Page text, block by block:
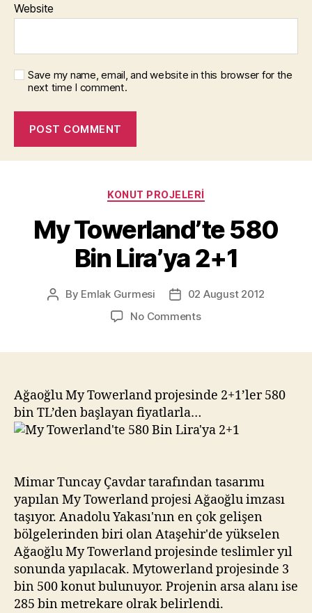
Website
Save my name, email, and website in this browser for the
next time I comment.
Categories
KONUT PROJELERI
My Towerland’te 580
Bin Lira’ya 2+1
Post
By Emlak Gurmesi
Post02 August 2012
No Commentson
Lira’ya
Ağaoğlu My Towerland projesinde 2+1’ler 580
bin TL’den başlayan fiyatlarla…
Mimar Tuncay Çavdar tarafından tasarımı
yapılan My Towerland projesi Ağaoğlu imzası
taşıyor. Anadolu Yakası'nın en çok gelişen
bölgelerinden biri olan Ataşehir'de yükselen
Ağaoğlu My Towerland projesinde teslimler yıl
sonunda yapılacak. Mytowerland projesinde 3
bin 500 konut bulunuyor. Projenin arsa alanı ise
285 bin metrekare olrak belirlendi.